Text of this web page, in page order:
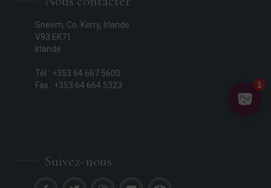
Suivez-nous
Sneem, Co. Kerry, Irlande
V93 EK71
Irlande
Tél : +353 64 667 5600
Fax : +353 64 664 5323